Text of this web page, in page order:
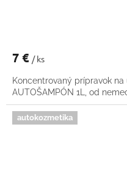
7 € / ks
Koncentrovaný prípravok
AUTOŠAMPÓN 1L, od
autokozmetika